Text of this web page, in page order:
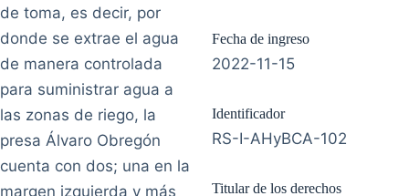
de toma, es decir, por
donde se extrae el agua
de manera controlada
para suministrar agua a
las zonas de riego, la
presa Álvaro Obregón
cuenta con dos; una en la
margen izquierda y más
Fecha de ingreso
2022-11-15
Identificador
RS-I-AHyBCA-102
Titular de los derechos